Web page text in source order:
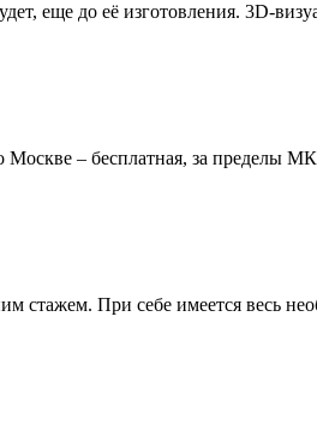
еще до её изготовления. 3D-
Москве – бесплатная, за
стажем. При себе имеется весь